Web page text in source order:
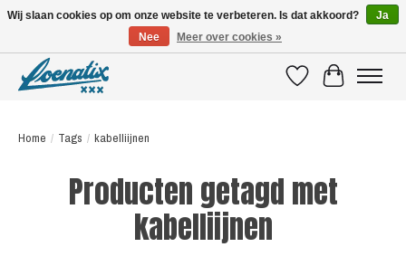
VerlanglijstWinkelwagen
Home / Tags / kabelliijnen
Producten getagd met
kabelliijnen
Wij slaan cookies op om onze website te verbeteren. Is dat akkoord?
Ja
Nee
Meer over cookies »